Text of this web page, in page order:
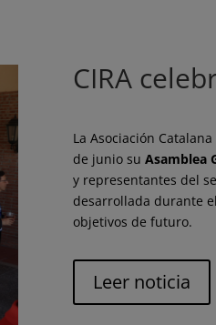
CIRA
La Asociación
de junio su Asamblea
y representantes del
desarrollada durante
objetivos de futuro.
Leer noticia